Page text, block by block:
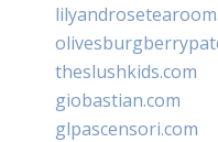
theslushkids.com
giobastian.com
glpascensori.com